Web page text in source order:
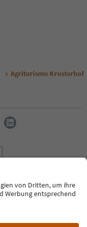
Agriturismo Krusterhof
Privacy Policy
Cookie Policy